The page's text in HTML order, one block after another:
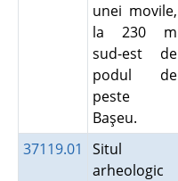
unei movile,
la 230 m
sud-est de
podul de
peste
Başeu.
37119.01
Situl
arheologic